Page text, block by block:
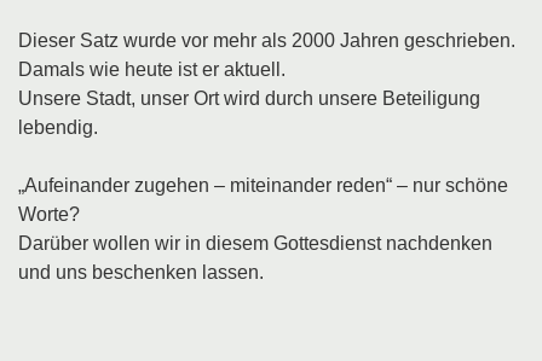
Dieser Satz wurde vor mehr als 2000 Jahren geschrieben.
Damals wie heute ist er aktuell.
Unsere Stadt, unser Ort wird durch unsere Beteiligung
lebendig.
„Aufeinander zugehen – miteinander reden“ – nur schöne
Worte?
Darüber wollen wir in diesem Gottesdienst nachdenken
und uns beschenken lassen.